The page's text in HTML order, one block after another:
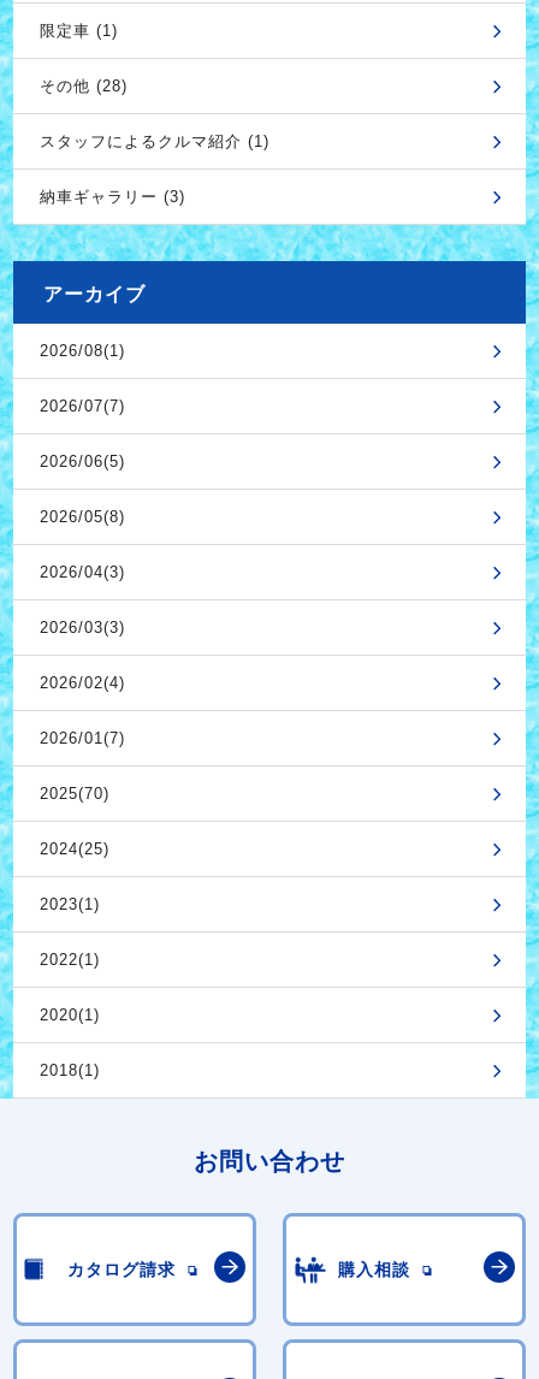
限定車 (1)
その他 (28)
スタッフによるクルマ紹介 (1)
納車ギャラリー (3)
アーカイブ
2026/08(1)
2026/07(7)
2026/06(5)
2026/05(8)
2026/04(3)
2026/03(3)
2026/02(4)
2026/01(7)
2025(70)
2024(25)
2023(1)
2022(1)
2020(1)
2018(1)
お問い合わせ
カタログ請求 購入相談